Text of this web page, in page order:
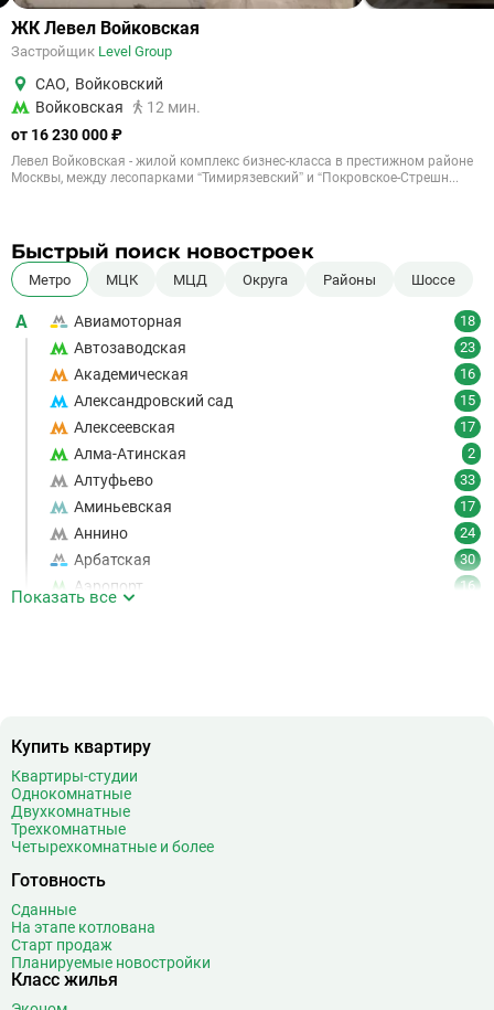
ЖК Левел Войковская
Застройщик Level Group
САО, Войковский
Войковская
12 мин.
от 16 230 000 ₽
Левел Войковская - жилой комплекс бизнес-класса в престижном районе
Москвы, между лесопарками “Тимирязевский” и “Покровское-Стрешн...
Быстрый поиск новостроек
Метро МЦК МЦД Округа Районы Шоссе
А Авиамоторная 18
Автозаводская 23
Академическая 16
Александровский сад 15
Алексеевская 17
Алма-Атинская 2
Алтуфьево 33
Аминьевская 17
Аннино 24
Арбатская 30
Аэропорт 16
Беговая
Беломорская
Белорусская
Беляево
Библиотека имени Ленина
Битцевский парк
Борисово
Боровицкая
Показать все
Купить квартиру
Квартиры-студии
Однокомнатные
Двухкомнатные
Трехкомнатные
Четырехкомнатные и более
Готовность
Сданные
На этапе котлована
Старт продаж
Планируемые новостройки
Класс жилья